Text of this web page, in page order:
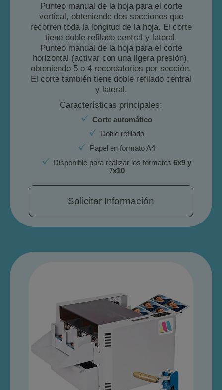
Punteo manual de la hoja para el corte
vertical, obteniendo dos secciones que
recorren toda la longitud de la hoja. El corte
tiene doble refilado central y lateral.
Punteo manual de la hoja para el corte
horizontal (activar con una ligera presión),
obteniendo 5 o 4 recordatorios por sección.
El corte también tiene doble refilado central
y lateral.
Características principales:
Corte automático
Doble refilado
Papel en formato A4
Disponible para realizar los formatos 6x9 y
7x10
Solicitar Información